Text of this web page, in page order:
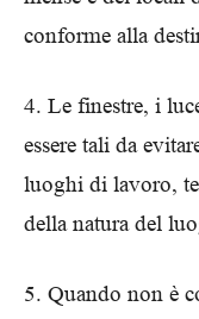
conforme alla
4. Le finestre, i
essere tali da
luoghi di lavoro,
della natura del
5. Quando non è